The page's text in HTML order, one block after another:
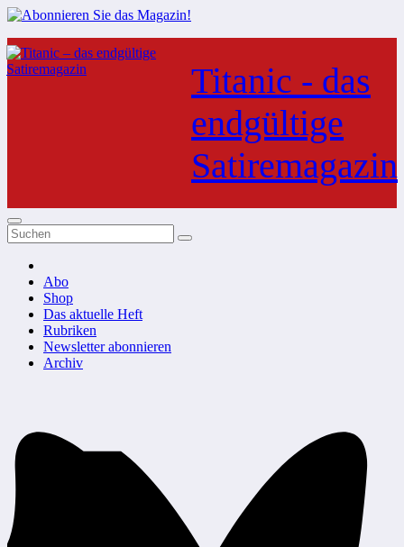
Zum
Inhalt
springen
Titanic - das
endgültige
Satiremagazin
Abo
Shop
Das aktuelle Heft
Rubriken
Newsletter abonnieren
Archiv